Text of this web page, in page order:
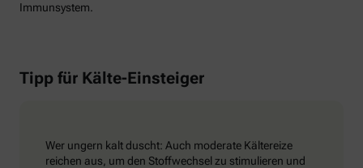
Immunsystem.
Tipp für Kälte-Einsteiger
Wer ungern kalt duscht: Auch moderate Kältereize
reichen aus, um den Stoffwechsel zu stimulieren und